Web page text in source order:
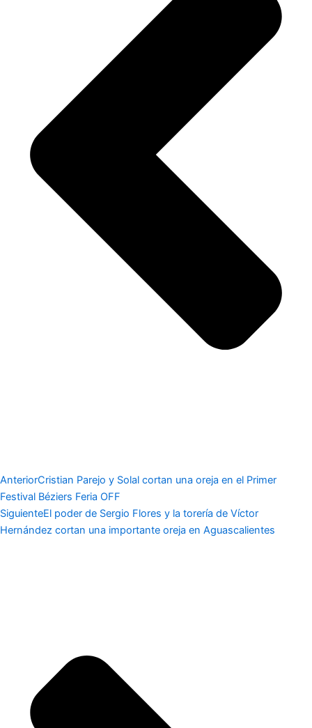
AnteriorCristian Parejo y Solal cortan una oreja en el Primer
Festival Béziers Feria OFF
SiguienteEl poder de Sergio Flores y la torería de Víctor
Hernández cortan una importante oreja en Aguascalientes